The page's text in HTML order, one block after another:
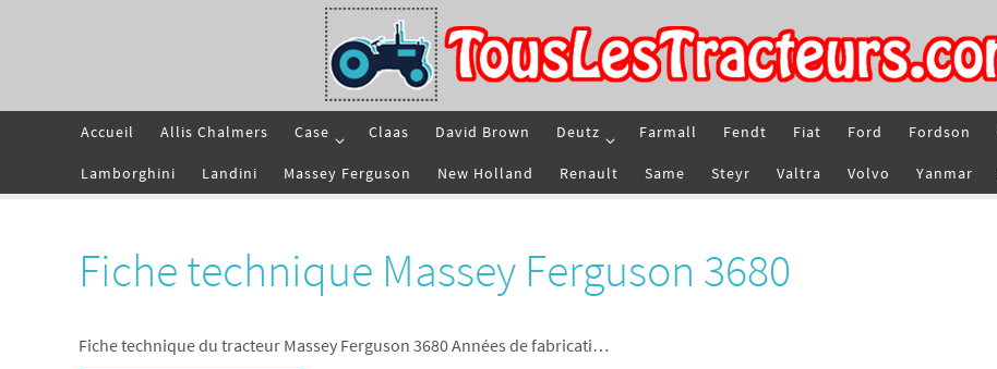
Accueil Allis Chalmers Case Claas David Brown Deutz Farmall Fendt Fiat Ford Fordson
Lamborghini Landini Massey Ferguson New Holland Renault Same Steyr Valtra Volvo Yanmar
Fiche technique Massey Ferguson 3680
Fiche technique du tracteur Massey Ferguson 3680 Années de fabricati…